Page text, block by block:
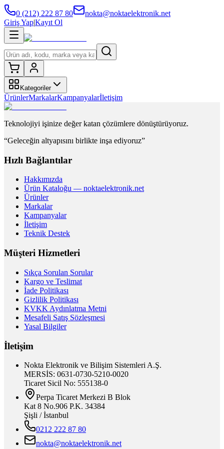
0 (212) 222 87 80
nokta@noktaelektronik.net
Giriş Yap|Kayıt Ol
Kategoriler
ÜrünlerMarkalarKampanyalarİletişim
Teknolojiyi işinize değer katan çözümlere dönüştürüyoruz.
“Geleceğin altyapısını birlikte inşa ediyoruz”
Hızlı Bağlantılar
Hakkımızda
Ürün Kataloğu — noktaelektronik.net
Ürünler
Markalar
Kampanyalar
İletişim
Teknik Destek
Müşteri Hizmetleri
Sıkça Sorulan Sorular
Kargo ve Teslimat
İade Politikası
Gizlilik Politikası
KVKK Aydınlatma Metni
Mesafeli Satış Sözleşmesi
Yasal Bilgiler
İletişim
Nokta Elektronik ve Bilişim Sistemleri A.Ş.
MERSİS: 0631-0730-5210-0020
Ticaret Sicil No: 555138-0
Perpa Ticaret Merkezi B Blok
Kat 8 No.906 P.K. 34384
Şişli / İstanbul
0212 222 87 80
nokta@noktaelektronik.net